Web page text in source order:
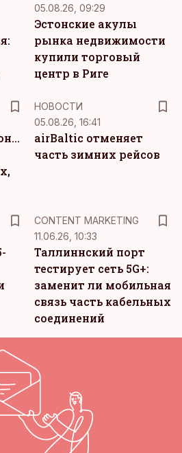
05.08.26, 09:29
Эстонские акулы
рынка недвижимости
купили торговый
центр в Риге
НОВОСТИ
05.08.26, 16:41
airBaltic отменяет
часть зимних рейсов
CONTENT MARKETING
11.06.26, 10:33
Таллиннский порт
тестирует сеть 5G+:
заменит ли мобильная
связь часть кабельных
соединений